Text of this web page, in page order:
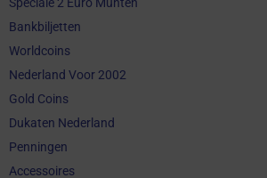
Bankbiljetten
Worldcoins
Nederland Voor 2002
Gold Coins
Dukaten Nederland
Penningen
Accessoires